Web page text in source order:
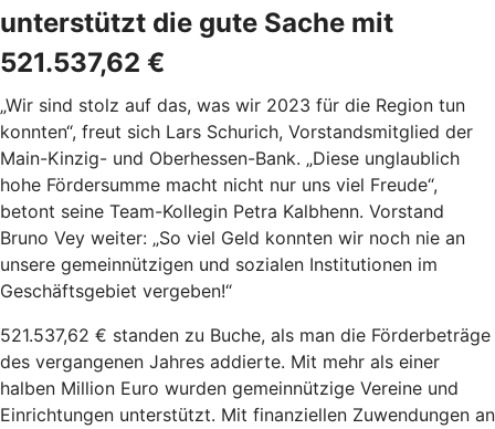
unterstützt die gute Sache mit
521.537,62 €
„Wir sind stolz auf das, was wir 2023 für die Region tun
konnten“, freut sich Lars Schurich, Vorstandsmitglied der
Main-Kinzig- und Oberhessen-Bank. „Diese unglaublich
hohe Fördersumme macht nicht nur uns viel Freude“,
betont seine Team-Kollegin Petra Kalbhenn. Vorstand
Bruno Vey weiter: „So viel Geld konnten wir noch nie an
unsere gemeinnützigen und sozialen Institutionen im
Geschäftsgebiet vergeben!“
521.537,62 € standen zu Buche, als man die Förderbeträge
des vergangenen Jahres addierte. Mit mehr als einer
halben Million Euro wurden gemeinnützige Vereine und
Einrichtungen unterstützt. Mit finanziellen Zuwendungen an